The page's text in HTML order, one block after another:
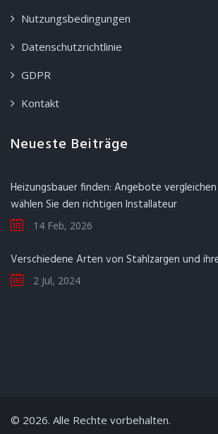
Nutzungsbedingungen
Datenschutzrichtlinie
GDPR
Kontakt
Neueste Beiträge
Heizungsbauer finden: Angebote
wählen Sie den richtigen Installateur
14 Feb, 2026
Verschiedene Arten von Stahlzargen und
2 Jul, 2024
© 2026. Alle Rechte vorbehalten.